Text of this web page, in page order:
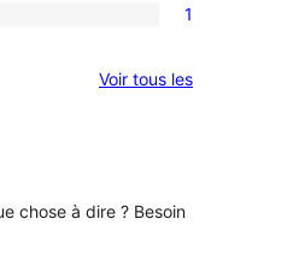
1
Voir tous lesavis
chose à dire ? Besoin